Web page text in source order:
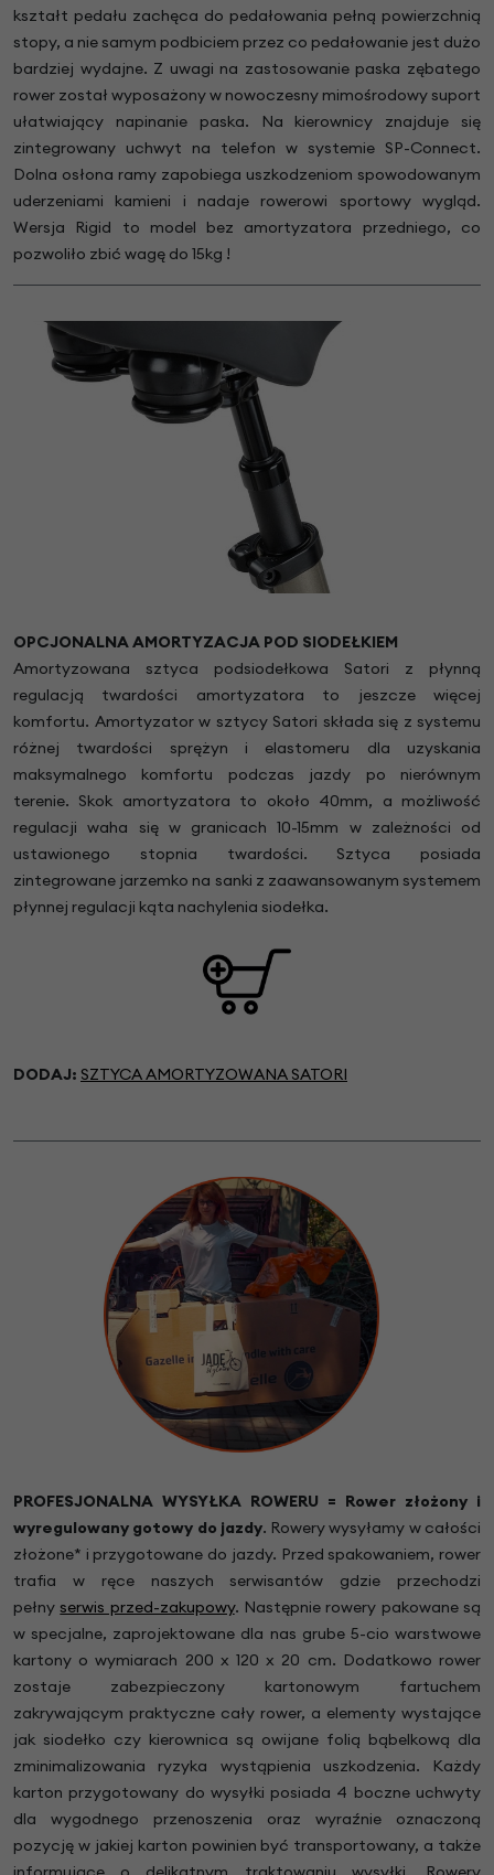
kształt pedału zachęca do pedałowania pełną powierzchnią
stopy, a nie samym podbiciem przez co pedałowanie jest dużo
bardziej wydajne. Z uwagi na zastosowanie paska zębatego
rower został wyposażony w nowoczesny mimośrodowy suport
ułatwiający napinanie paska. Na kierownicy znajduje się
zintegrowany uchwyt na telefon w systemie SP-Connect.
Dolna osłona ramy zapobiega uszkodzeniom spowodowanym
uderzeniami kamieni i nadaje rowerowi sportowy wygląd.
Wersja Rigid to model bez amortyzatora przedniego, co
pozwoliło zbić wagę do 15kg !
OPCJONALNA AMORTYZACJA POD SIODEŁKIEM
Amortyzowana sztyca podsiodełkowa Satori z płynną
regulacją twardości amortyzatora to jeszcze więcej
komfortu. Amortyzator w sztycy Satori składa się z systemu
różnej twardości sprężyn i elastomeru dla uzyskania
maksymalnego komfortu podczas jazdy po nierównym
terenie. Skok amortyzatora to około 40mm, a możliwość
regulacji waha się w granicach 10-15mm w zależności od
ustawionego stopnia twardości. Sztyca posiada
zintegrowane jarzemko na sanki z zaawansowanym systemem
płynnej regulacji kąta nachylenia siodełka.
DODAJ: SZTYCA AMORTYZOWANA SATORI
PROFESJONALNA WYSYŁKA ROWERU = Rower złożony i
wyregulowany gotowy do jazdy. Rowery wysyłamy w całości
złożone* i przygotowane do jazdy. Przed spakowaniem, rower
trafia w ręce naszych serwisantów gdzie przechodzi
pełnyserwis przed-zakupowy. Następnie rowery pakowane są
w specjalne, zaprojektowane dla nas grube 5-cio warstwowe
kartony o wymiarach 200 x 120 x 20 cm. Dodatkowo rower
zostaje zabezpieczony kartonowym fartuchem
zakrywającym praktyczne cały rower, a elementy wystające
jak siodełko czy kierownica są owijane folią bąbelkową dla
zminimalizowania ryzyka wystąpienia uszkodzenia. Każdy
karton przygotowany do wysyłki posiada 4 boczne uchwyty
dla wygodnego przenoszenia oraz wyraźnie oznaczoną
pozycję w jakiej karton powinien być transportowany, a także